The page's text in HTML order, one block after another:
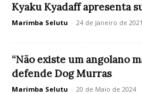
Kyaku Kyadaff apresenta
Marimba Selutu - 24 de Janeiro de 2021
“Não existe um angolano
defende Dog Murras
Marimba Selutu - 20 de Maio de 2024